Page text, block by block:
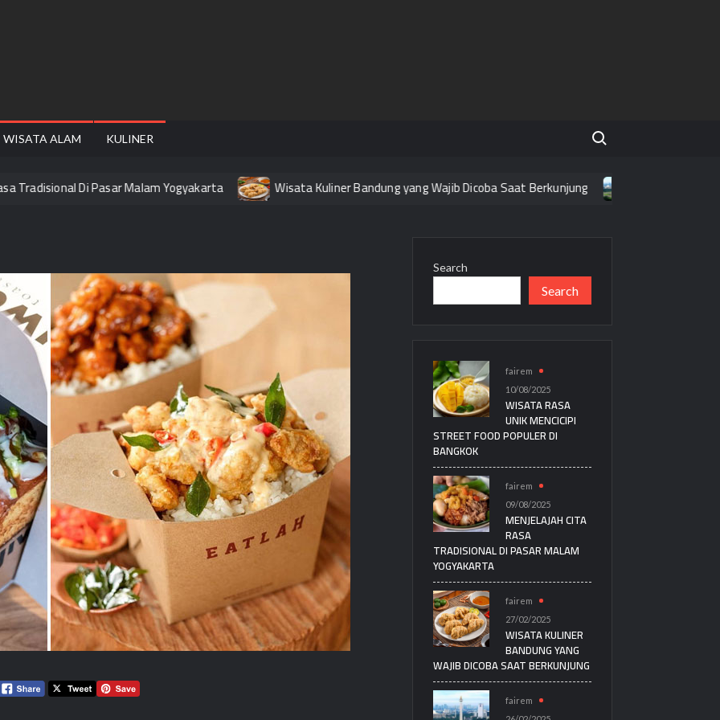
WISATA ALAM KULINER
Search for:
Di Pasar Malam Yogyakarta Wisata Kuliner Bandung yang Wajib Dicoba Saat Berkunjung
Search
Search
fairem
10/08/2025
WISATA RASA
UNIK MENCICIPI
STREET FOOD POPULER DI
BANGKOK
fairem
09/08/2025
MENJELAJAH CITA
RASA
TRADISIONAL DI PASAR MALAM
YOGYAKARTA
fairem
27/02/2025
WISATA KULINER
BANDUNG YANG
WAJIB DICOBA SAAT BERKUNJUNG
fairem